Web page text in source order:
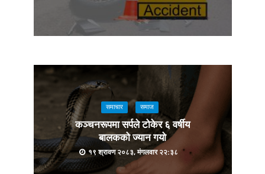
समाचार समाज
कञ्चनरूपमा सर्पले टोकेर ६ वर्षीय
बालकको ज्यान गयो
१९ श्रावण २०८३, मंगलवार २२:३८